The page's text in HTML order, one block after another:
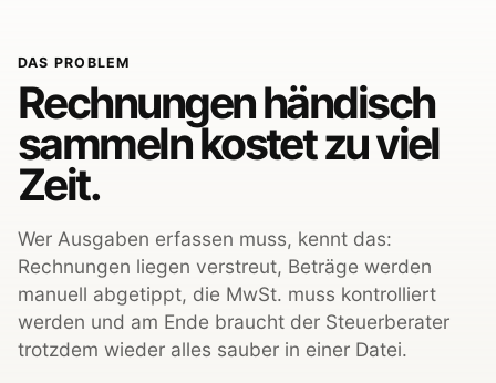
DAS PROBLEM
Rechnungen händisch
sammeln kostet zu viel
Zeit.
Wer Ausgaben erfassen muss, kennt das:
Rechnungen liegen verstreut, Beträge werden
manuell abgetippt, die MwSt. muss kontrolliert
werden und am Ende braucht der Steuerberater
trotzdem wieder alles sauber in einer Datei.